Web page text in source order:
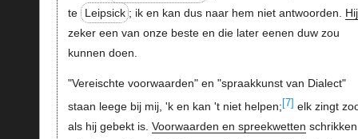
te
Leipsick ; ik en kan dus naar hem niet antwoorden. Hij
zeker een van onze beste en die later eenen duw zou
kunnen doen.
"Vereischte voorwaarden" en "spraakkunst van Dialect"
staan leege bij mij, 'k en kan 't niet helpen; [7] elk zingt
als hij gebekt is. Voorwaarden en spreekwetten